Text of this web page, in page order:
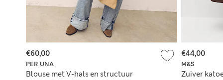
PER UNA
Blouse met V-hals en structuur
€60,00
M&S
Zuiver
€44,00